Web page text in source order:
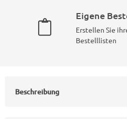
Eigene
Erstellen Sie
Bestelllisten
Beschreibung